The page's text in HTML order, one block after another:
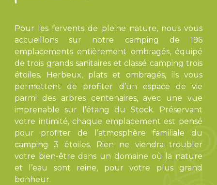
Pour les fervents de pleine nature, nous vous
accueillons sur notre camping de 196
emplacements entièrement ombragés, équipé
de trois grands sanitaires et classé camping trois
étoiles. Herbeux, plats et ombragés, ils vous
permettent de profiter d’un espace de vie
parmi des arbres centenaires, avec une vue
imprenable sur l’étang du Stock. Préservant
votre intimité, chaque emplacement est pensé
pour profiter de l’atmosphère familiale du
camping 3 étoiles. Rien ne viendra troubler
votre bien-être dans un domaine où la nature
et l’eau sont reine, pour votre plus grand
bonheur.